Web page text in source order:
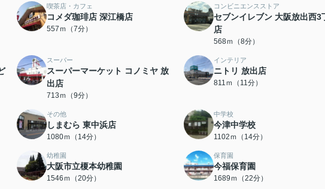
喫茶店・カフェ
コメダ珈琲店 深江橋店
557ｍ（7分）
コンビニエンスストア
セブンイレブン 大阪放出西3
店
568ｍ（8分）
スーパー
スーパーマーケット コノミヤ 放
出店
713ｍ（9分）
インテリア
ニトリ 放出店
811ｍ（11分）
その他
しまむら 東中浜店
1080ｍ（14分）
中学校
今津中学校
1102ｍ（14分）
幼稚園
大阪市立榎本幼稚園
1546ｍ（20分）
保育園
今福保育園
1689ｍ（22分）